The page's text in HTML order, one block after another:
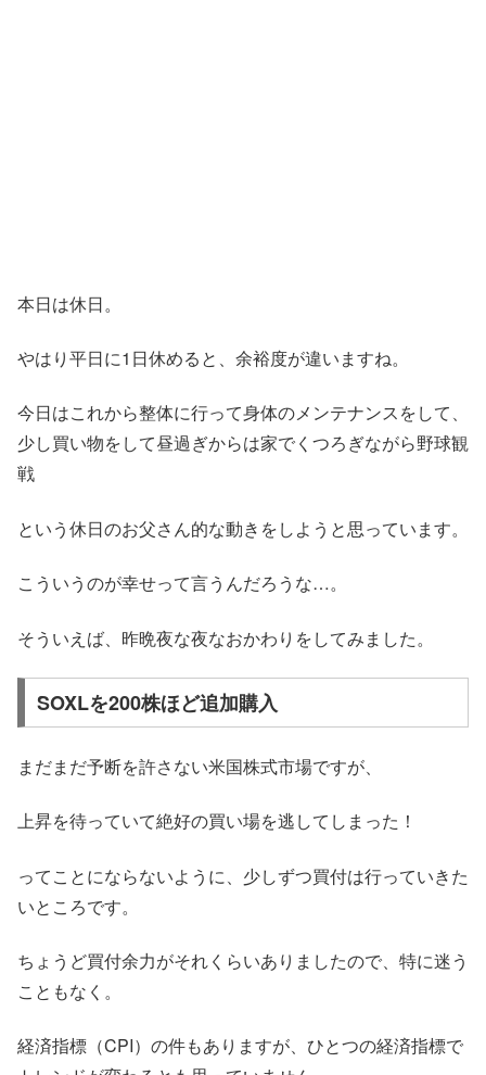
本日は休日。
やはり平日に1日休めると、余裕度が違いますね。
今日はこれから整体に行って身体のメンテナンスをして、
少し買い物をして昼過ぎからは家でくつろぎながら野球観
戦
という休日のお父さん的な動きをしようと思っています。
こういうのが幸せって言うんだろうな…。
そういえば、昨晩夜な夜なおかわりをしてみました。
SOXLを200株ほど追加購入
まだまだ予断を許さない米国株式市場ですが、
上昇を待っていて絶好の買い場を逃してしまった！
ってことにならないように、少しずつ買付は行っていきた
いところです。
ちょうど買付余力がそれくらいありましたので、特に迷う
こともなく。
経済指標（CPI）の件もありますが、ひとつの経済指標で